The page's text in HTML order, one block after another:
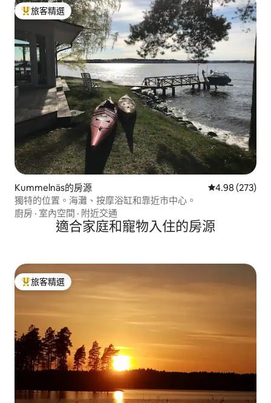
旅客精選榜首
旅客精選
Kummelnäs的房源 從 273 則評價
4.98 (273)
獨特的位置。海灘、按摩浴缸和靠近市中心。
廚房 · 室內空間 · 附近交通
適合家庭和寵物入住的房源
旅客精選榜首
旅客精選